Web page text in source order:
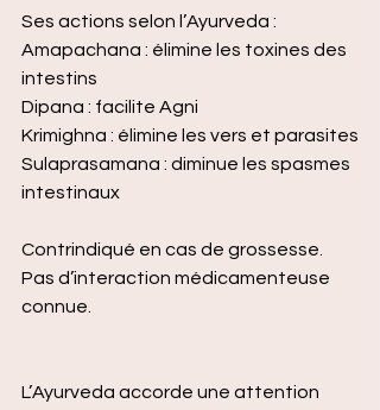
Ses actions selon l’Ayurveda :
Amapachana : élimine les toxines des
intestins
Dipana : facilite Agni
Krimighna : élimine les vers et parasites
Sulaprasamana : diminue les spasmes
intestinaux
Contrindiqué en cas de grossesse.
Pas d’interaction médicamenteuse
connue.
L’Ayurveda accorde une attention